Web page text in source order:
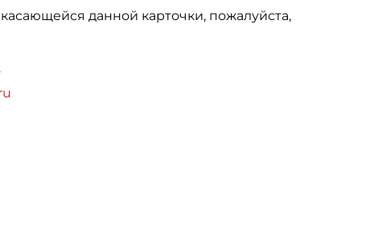
данной карточки, пожалуйста,